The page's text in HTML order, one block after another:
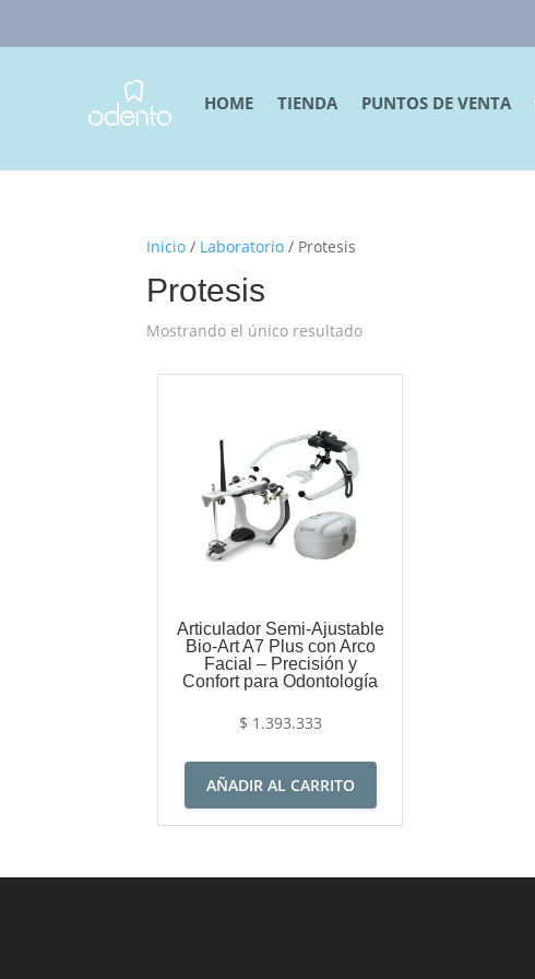
HOME TIENDA PUNTOS DE VENTA
Inicio / Laboratorio / Protesis
Protesis
Mostrando el único resultado
Articulador Semi-Ajustable
Bio-Art A7 Plus con Arco
Facial – Precisión y
Confort para Odontología
$ 1.393.333
AÑADIR AL CARRITO